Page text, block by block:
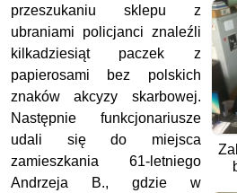
przeszukaniu sklepu z
ubraniami policjanci znaleźli
kilkadziesiąt paczek z
papierosami bez polskich
znaków akcyzy skarbowej.
Następnie funkcjonariusze
udali się do miejsca
zamieszkania 61-letniego
Andrzeja B., gdzie w